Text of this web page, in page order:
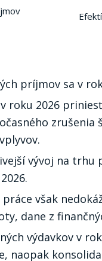
príjmov sa v
roku 2026
vývoj na
však
dane z
výdavkov v
naopak